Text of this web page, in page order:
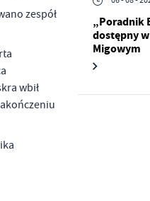
zespół
wbił
„Poradnik
dostępny
Migowym